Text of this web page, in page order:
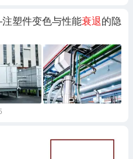
塑件变色与性能衰退的隐